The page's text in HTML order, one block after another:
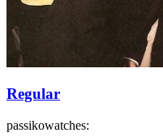
Regular
passikowatches: